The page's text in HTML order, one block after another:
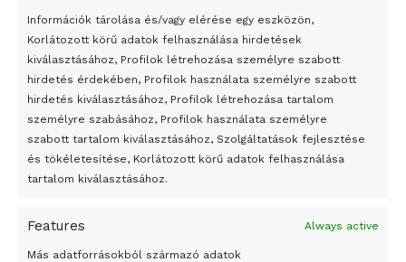
Információk tárolása és/vagy elérése egy eszközön,
Korlátozott körű adatok felhasználása hirdetések
kiválasztásához, Profilok létrehozása személyre szabott
hirdetés érdekében, Profilok használata személyre szabott
hirdetés kiválasztásához, Profilok létrehozása tartalom
személyre szabásához, Profilok használata személyre
szabott tartalom kiválasztásához, Szolgáltatások fejlesztése
és tökéletesítése, Korlátozott körű adatok felhasználása
tartalom kiválasztásához.
Features Always active
Más adatforrásokból származó adatok
Átmenetileg szünetelnek az összecsapások Bahmutnál
Egy vagyonért adták el Banksy művét miután elégették.
Az 1950-ben elhunyt alkotók művei szabadon
felhasználhatóvá válnak
Peking – A visegrádi országok zsidó kulturális örökségét
bemutató fotókiállítás nyílt